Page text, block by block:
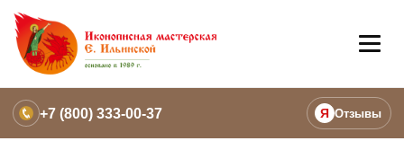
+7 (800) 333-00-37 Я Отзывы